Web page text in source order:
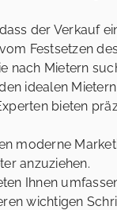
der Verkauf
Festsetzen
nach Mietern
idealen
bieten
moderne
anzuziehen.
Ihnen
wichtigen